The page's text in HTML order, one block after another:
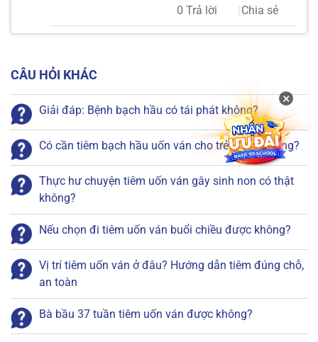
0 Trả lời
Chia sẻ
CÂU HỎI KHÁC
Giải đáp: Bệnh bạch hầu có tái phát không?
Có cần tiêm bạch hầu uốn ván cho trẻ 7 tuổi không?
Thực hư chuyện tiêm uốn ván gây sinh non có thật
không?
Nếu chọn đi tiêm uốn ván buổi chiều được không?
Vị trí tiêm uốn ván ở đâu? Hướng dẫn tiêm đúng chỗ,
an toàn
Bà bầu 37 tuần tiêm uốn ván được không?
×